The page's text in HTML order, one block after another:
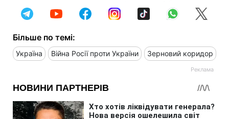
Більше по темі:
Україна Війна Росії проти України Зерновий коридор